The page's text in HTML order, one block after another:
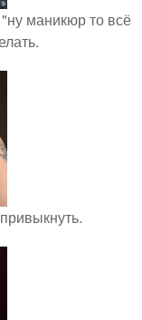
маникюр то всё